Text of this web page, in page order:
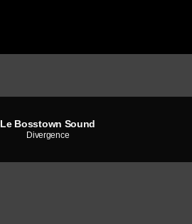
Le Bosstown Sound
Divergence